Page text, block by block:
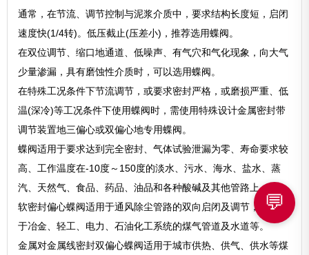
通常，在节流、调节控制与泥浆介质中，要求结构长度短，启闭
速度快(1/4转)。低压截止(压差小)，推荐选用蝶阀。
在双位调节、缩口地通道、低噪声、有气穴和气化现象，向大气
少量渗漏，具有磨蚀性介质时，可以选用蝶阀。
在特殊工况条件下节流调节，或要求密封严格，或磨损严重、低
温(深冷)等工况条件下使用蝶阀时，需使用特殊设计金属密封带
调节装置地三偏心或双偏心地专用蝶阀。
蝶阀适用于要求达到完全密封、气体试验泄漏为零、寿命要求较
高、工作温度在-10度～150度的淡水、污水、海水、盐水、蒸
汽、天然气、食品、药品、油品和各种酸碱及其他管路上。
软密封偏心蝶阀适用于通风除尘管路的双向启闭及调节，广泛用
于冶金、轻工、电力、石油化工系统的煤气管道及水道等。
金属对金属线密封双偏心蝶阀适用于城市供热、供气、供水等煤
💬